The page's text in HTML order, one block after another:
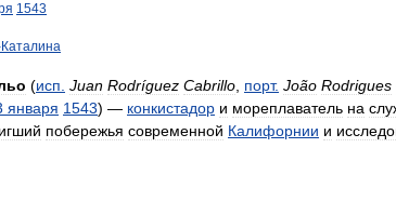
1543
Каталина
(исп Juan Rodríguez Cabrillo порт. João Rodrigues
января 1543) — конкистадор и мореплаватель на
побережья современной Калифорнии и